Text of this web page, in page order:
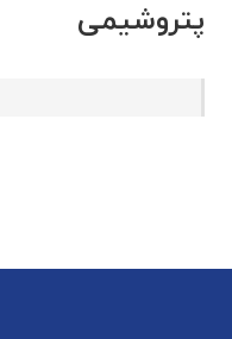
پتروشیمی